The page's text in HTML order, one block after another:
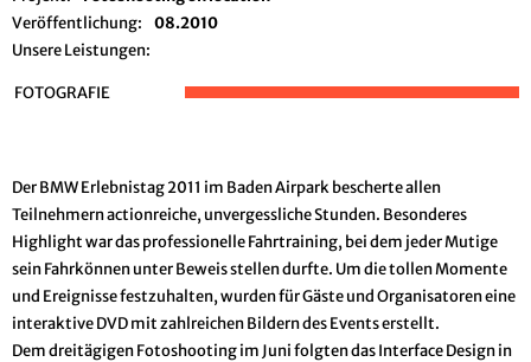
Veröffentlichung:
08.2010
Unsere Leistungen:
FOTOGRAFIE
Der BMW Erlebnistag 2011 im Baden Airpark bescherte allen
Teilnehmern actionreiche, unvergessliche Stunden. Besonderes
Highlight war das professionelle Fahrtraining, bei dem jeder Mutige
sein Fahrkönnen unter Beweis stellen durfte. Um die tollen Momente
und Ereignisse festzuhalten, wurden für Gäste und Organisatoren eine
interaktive DVD mit zahlreichen Bildern des Events erstellt.
Dem dreitägigen Fotoshooting im Juni folgten das Interface Design in